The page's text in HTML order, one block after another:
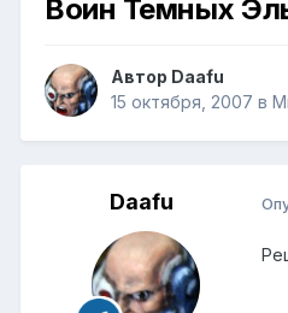
Воин Темных
Автор Daafu
15 октября, 2007 в
Daafu